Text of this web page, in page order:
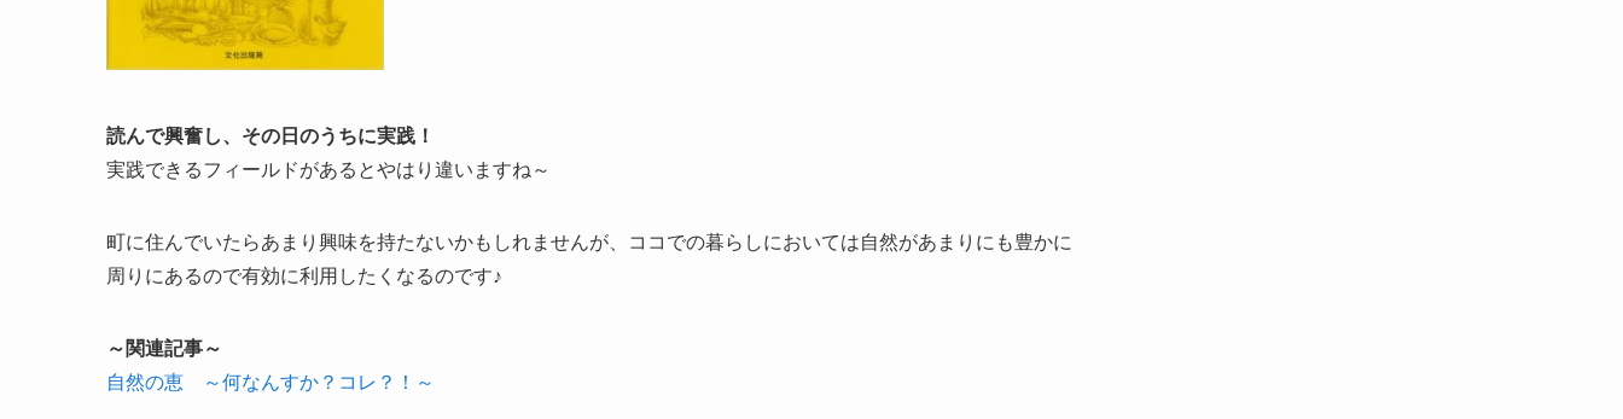
読んで興奮し、その日のうちに実践！
実践できるフィールドがあるとやはり違いますね～
町に住んでいたらあまり興味を持たないかもしれませんが、ココでの暮らしにおいては自然があまりにも豊かに
周りにあるので有効に利用したくなるのです♪
～関連記事～
自然の恵 ～何なんすか？コレ？！～